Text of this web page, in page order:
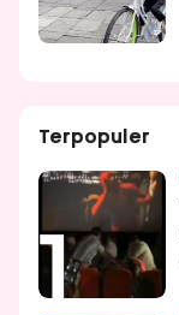
Terpopuler